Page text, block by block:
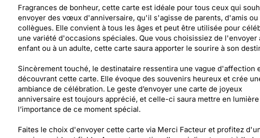
Fragrances de bonheur, cette carte est idéale pour tous ceux qui
envoyer des vœux d'anniversaire, qu'il s'agisse de parents, d'amis ou
collègues. Elle convient à tous les âges et peut être utilisée pour
une variété d'occasions spéciales. Que vous choisissiez de l'envoyer
enfant ou à un adulte, cette carte saura apporter le sourire à son
Sincèrement touché, le destinataire ressentira une vague d'affection
découvrant cette carte. Elle évoque des souvenirs heureux et crée
ambiance de célébration. Le geste d’envoyer une carte de joyeux
anniversaire est toujours apprécié, et celle-ci saura mettre en lumière
l’importance de ce moment spécial.
Faites le choix d'envoyer cette carte via Merci Facteur et profitez